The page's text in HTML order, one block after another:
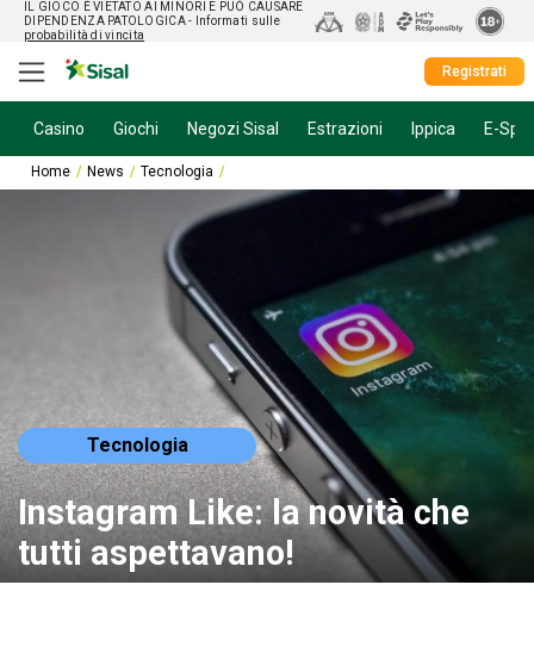
IL GIOCO È VIETATO AI MINORI E PUÒ CAUSARE
DIPENDENZA PATOLOGICA - Informati sulle
probabilità di vincita
Registrati
Casino Giochi Negozi Sisal Estrazioni Ippica E-
Home News Tecnologia
Tecnologia
Instagram Like: la novità che
tutti aspettavano!